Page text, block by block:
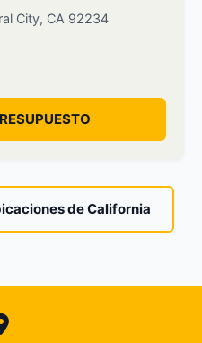
City, CA 92234
de California